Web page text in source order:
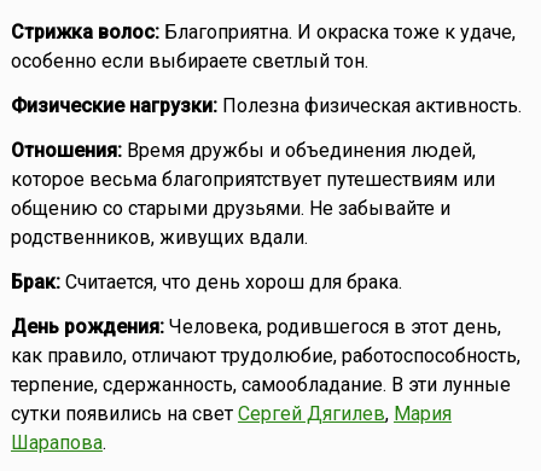
Стрижка волос:Благоприятна. И окраска тоже к удаче,
особенно если выбираете светлый тон.
Физические нагрузки:Полезна физическая активность.
Отношения:Время дружбы и объединения людей,
которое весьма благоприятствует путешествиям или
общению со старыми друзьями. Не забывайте и
родственников, живущих вдали.
Брак:Считается, что день хорош для брака.
День рождения:Человека, родившегося в этот день,
как правило, отличают трудолюбие, работоспособность,
терпение, сдержанность, самообладание. В эти лунные
сутки появились на свет Сергей Дягилев, Мария
Шарапова.